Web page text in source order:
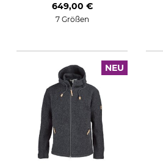
649,00 €
7 Größen
NEU